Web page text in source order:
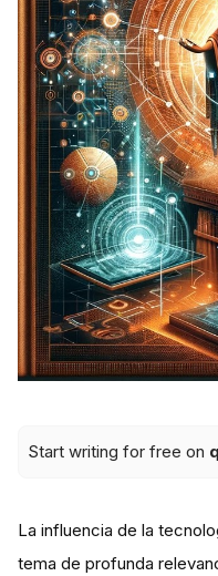
Start writing for free on
La influencia de la
tema de profunda